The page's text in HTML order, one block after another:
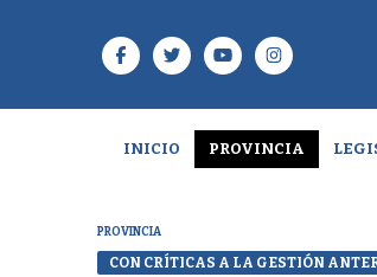
INICIO PROVINCIA
PROVINCIA
CON CRÍTICAS A LA GESTIÓN